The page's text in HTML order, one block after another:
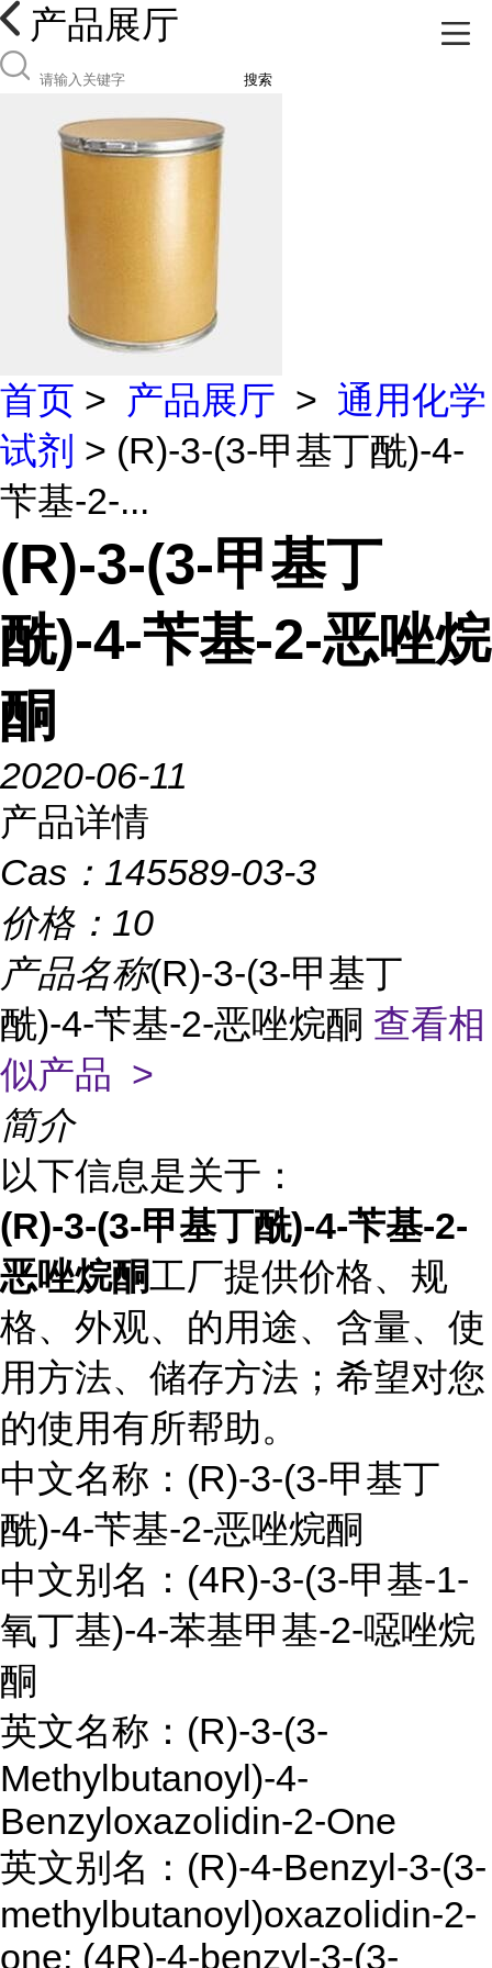
产品展厅
搜索
首页 > 产品展厅 > 通用化学
试剂 > (R)-3-(3-甲基丁酰)-4-
苄基-2-...
(R)-3-(3-甲基丁
酰)-4-苄基-2-恶唑烷
酮
2020-06-11
产品详情
Cas： 145589-03-3
价格： 10
产品名称(R)-3-(3-甲基丁
酰)-4-苄基-2-恶唑烷酮 查看相
似产品 >
简介
以下信息是关于：
(R)-3-(3-甲基丁酰)-4-苄基-2-
恶唑烷酮工厂提供价格、规
格、外观、的用途、含量、使
用方法、储存方法；希望对您
的使用有所帮助。
中文名称：(R)-3-(3-甲基丁
酰)-4-苄基-2-恶唑烷酮
中文别名：(4R)-3-(3-甲基-1-
氧丁基)-4-苯基甲基-2-噁唑烷
酮
英文名称：(R)-3-(3-
Methylbutanoyl)-4-
Benzyloxazolidin-2-One
英文别名：(R)-4-Benzyl-3-(3-
methylbutanoyl)oxazolidin-2-
one; (4R)-4-benzyl-3-(3-